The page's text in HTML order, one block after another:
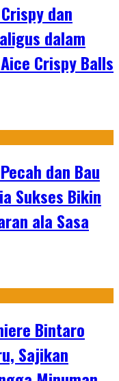
dan
dalam
Crispy Balls
dan Bau
Sukses Bikin
ala Sasa
Bintaro
Sajikan